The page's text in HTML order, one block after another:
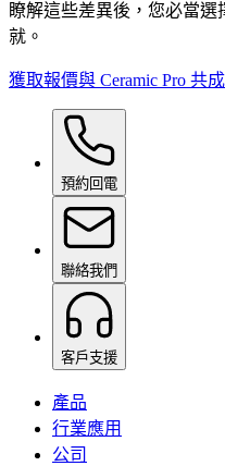
瞭解這些差異後，您必當選
就。
獲取報價與 Ceramic Pro 共
預約回電
聯絡我們
客戶支援
產品
行業應用
公司